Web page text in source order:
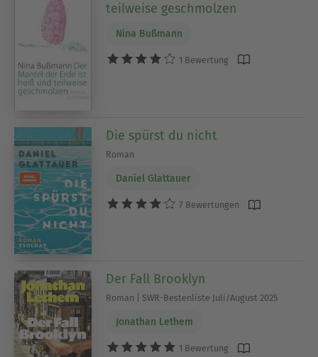
teilweise geschmolzen
Nina Bußmann
1 Bewertung
Die spürst du nicht
Roman
Daniel Glattauer
7 Bewertungen
Der Fall Brooklyn
Roman | SWR-Bestenliste Juli/August 2025
Jonathan Lethem
1 Bewertung